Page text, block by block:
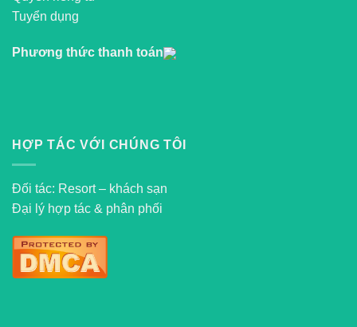
Tuyển dụng
Phương thức thanh toán
HỢP TÁC VỚI CHÚNG TÔI
Đối tác: Resort – khách sạn
Đại lý hợp tác & phân phối